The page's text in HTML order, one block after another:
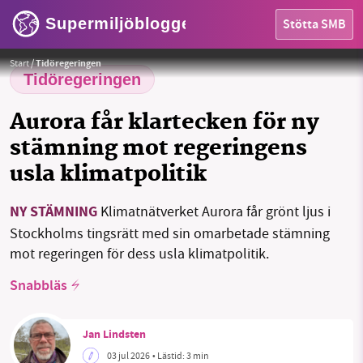
Supermiljöbloggen Stötta SMB
OMRÅDEN
Start/Tidöregeringen
Tidöregeringen
Aurora får klartecken för ny
stämning mot regeringens
usla klimatpolitik
NY STÄMNING Klimatnätverket Aurora får grönt ljus i
Stockholms tingsrätt med sin omarbetade stämning
mot regeringen för dess usla klimatpolitik.
Snabbläs
Jan Lindsten
03 jul 2026• Lästid:3 min
Glädje bland aktivister i Nederländerna efter framgång i domstol - nu väntar ny prövning för Aurora i svenska